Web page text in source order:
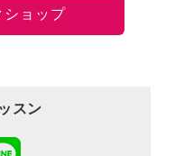
ショップ
スン